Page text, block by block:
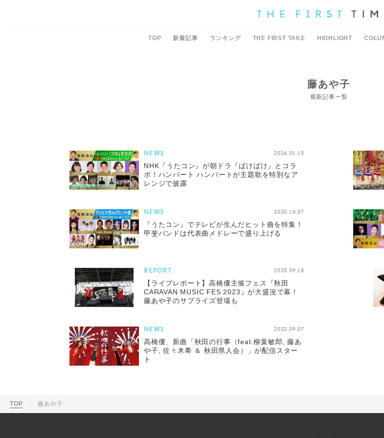
TOP 新着記事 ランキング THE FIRST TAKE HIGHLIGHT
藤あや子
最新記事一覧
NEWS 2026.01.13
NHK『うたコン』が朝ドラ『ばけばけ』とコラ
ボ！ハンバート ハンバートが主題歌を特別なア
レンジで披露
NEWS 2025.10.07
『うたコン』でテレビが生んだヒット曲を特集！
甲斐バンドは代表曲メドレーで盛り上げる
REPORT 2023.09.18
【ライブレポート】高橋優主催フェス『秋田
CARAVAN MUSIC FES 2023』が大盛況で幕！
藤あや子のサプライズ登場も
NEWS 2022.09.07
高橋優、新曲「秋田の行事（feat.柳葉敏郎, 藤あ
や子, 佐々木希 ＆ 秋田県人会）」が配信スター
ト
TOP 藤あや子